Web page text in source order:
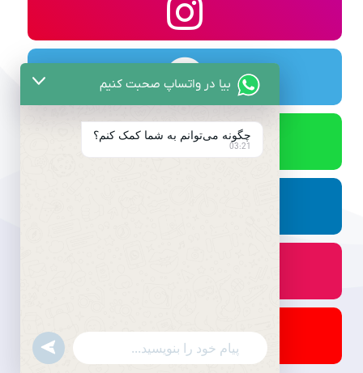
بیا در واتساپ صحبت کنیم
چگونه می‌توانم به شما کمک کنم؟
03:21
WhatsApp
undefined